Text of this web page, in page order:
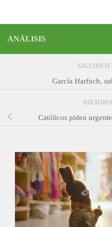
ANÁLISIS
García Harfuch,
Católicos piden